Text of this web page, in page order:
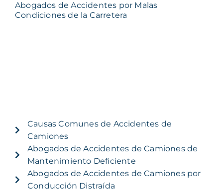
Abogados de Accidentes por Malas
Condiciones de la Carretera
Causas Comunes de Accidentes de
Camiones
Abogados de Accidentes de Camiones de
Mantenimiento Deficiente
Abogados de Accidentes de Camiones por
Conducción Distraída